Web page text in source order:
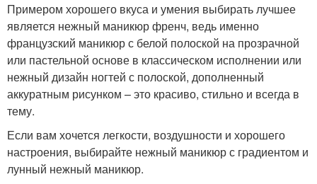
Примером хорошего вкуса и умения выбирать лучшее
является нежный маникюр френч, ведь именно
французский маникюр с белой полоской на прозрачной
или пастельной основе в классическом исполнении или
нежный дизайн ногтей с полоской, дополненный
аккуратным рисунком – это красиво, стильно и всегда в
тему.
Если вам хочется легкости, воздушности и хорошего
настроения, выбирайте нежный маникюр с градиентом и
лунный нежный маникюр.